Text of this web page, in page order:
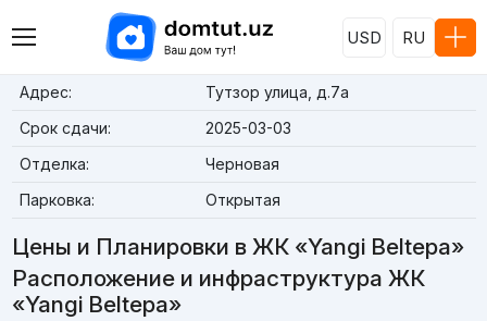
USD RU
Адрес:
Тутзор улица, д.7а
Срок сдачи:
2025-03-03
Отделка:
Черновая
Парковка:
Открытая
Цены и Планировки в ЖК «Yangi Beltepa»
Расположение и инфраструктура ЖК
«Yangi Beltepa»